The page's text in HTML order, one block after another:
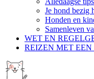
Je hond bezig
Honden en
Samenleven
WET EN
REIZEN MET EEN